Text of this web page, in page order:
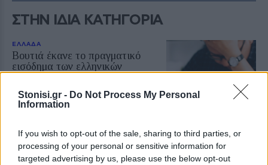
Stonisi.gr - Do Not Process My Personal
Information
If you wish to opt-out of the sale, sharing to third parties, or
processing of your personal or sensitive information for
targeted advertising by us, please use the below opt-out
ΣΤΗΝ ΙΔΙΑ ΚΑΤΗΓΟΡΙΑ
ΕΛΛΑΔΑ
Βουτιά έκανε το πραγματικό
εισόδημα των ελληνικών
νοικοκυριών
Μείωση 3,6% το πρώτο τρίμηνο του
2026, η χειρότερη επίδοση μεταξύ
21 χωρών μελών του ΟΟΣΑ.
κοινωνικών παροχών και του
εισοδήματος από περιουσιακά
στοιχεία